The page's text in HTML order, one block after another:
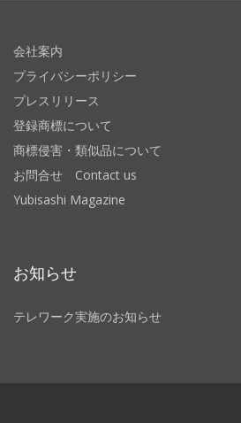
会社案内
プライバシーポリシー
プレスリリース
登録商標について
商標侵害・類似品について
お問合せ Contact us
Yubisashi Magazine
お知らせ
テレワーク実施のお知らせ